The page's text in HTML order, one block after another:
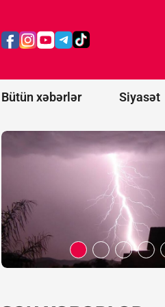
Bütün xəbərlər Siyasət
nəticəsində
çatıb